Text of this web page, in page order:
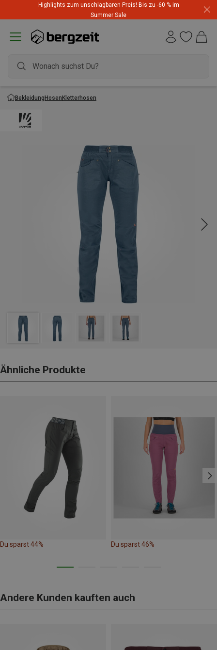
Highlights zum unschlagbaren Preis! Bis zu -60 % im
Summer Sale
BekleidungHosenKletterhosen
Ähnliche Produkte
Du sparst 44% Du sparst 46%
Andere Kunden kauften auch